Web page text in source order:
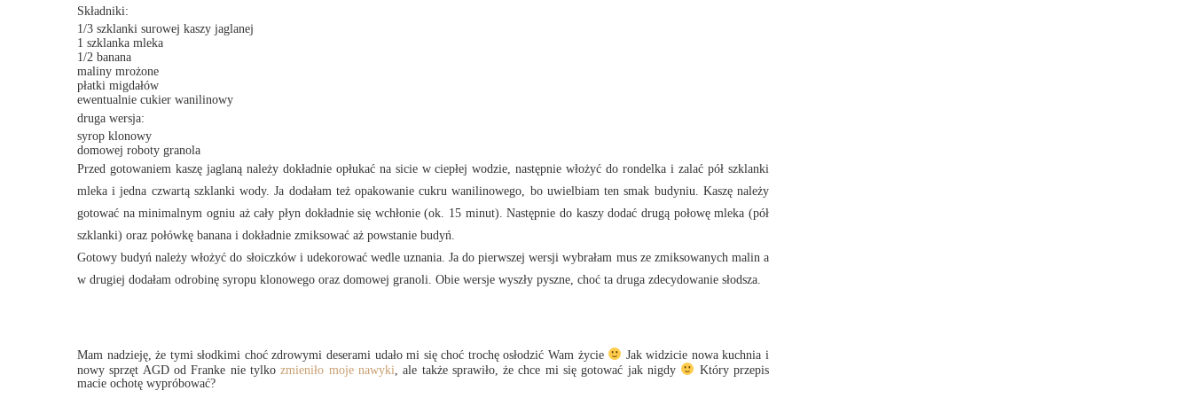
Składniki:
1/3 szklanki surowej kaszy jaglanej
1 szklanka mleka
1/2 banana
maliny mrożone
płatki migdałów
ewentualnie cukier wanilinowy
druga wersja:
syrop klonowy
domowej roboty granola
Przed gotowaniem kaszę jaglaną należy dokładnie opłukać na sicie w ciepłej wodzie, następnie włożyć do rondelka i zalać pół szklanki
mleka i jedna czwartą szklanki wody. Ja dodałam też opakowanie cukru wanilinowego, bo uwielbiam ten smak budyniu. Kaszę należy
gotować na minimalnym ogniu aż cały płyn dokładnie się wchłonie (ok. 15 minut). Następnie do kaszy dodać drugą połowę mleka (pół
szklanki) oraz połówkę banana i dokładnie zmiksować aż powstanie budyń.
Gotowy budyń należy włożyć do słoiczków i udekorować wedle uznania. Ja do pierwszej wersji wybrałam mus ze zmiksowanych malin a
w drugiej dodałam odrobinę syropu klonowego oraz domowej granoli. Obie wersje wyszły pyszne, choć ta druga zdecydowanie słodsza.
Mam nadzieję, że tymi słodkimi choć zdrowymi deserami udało mi się choć trochę osłodzić Wam życie
Jak widzicie nowa kuchnia i
nowy sprzęt AGD od Franke nie tylkozmieniło moje nawyki , ale także sprawiło, że chce mi się gotować jak nigdy
Który przepis
macie ochotę wypróbować?